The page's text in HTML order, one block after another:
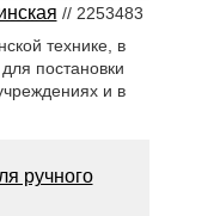
// 2253483
технике, в
постановки
и в
ручного